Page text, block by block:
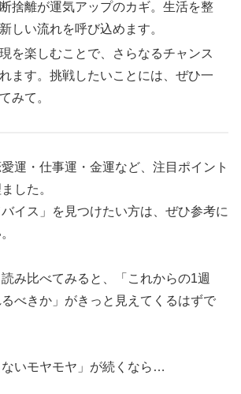
捨離が運気アップのカギ。生活を整
しい流れを呼び込めます。
を楽しむことで、さらなるチャンス
ます。挑戦したいことには、ぜひ一
みて。
運・仕事運・金運など、注目ポイント
した。
バイス」を見つけたい方は、ぜひ参考に
み比べてみると、「これからの1週
べきか」がきっと見えてくるはずで
いモヤモヤ」が続くなら…